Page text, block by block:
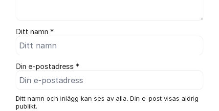
Ditt namn *
Din e-postadress *
Ditt namn och inlägg kan ses av alla. Din e-post visas aldrig
publikt.